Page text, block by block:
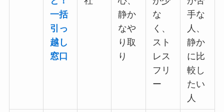
一括
引っ
越し
窓口
静か
なや
り取
り
な
く、
スト
レス
フリ
ー
手な
人、
静か
に比
較し
たい
人